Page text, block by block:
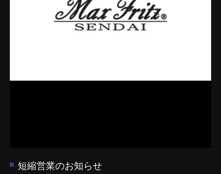
短縮営業のお知らせ